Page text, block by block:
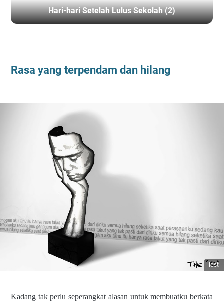
Hari-hari Setelah Lulus Sekolah (2)
Rasa yang terpendam dan hilang
lost
Kadang tak perlu seperangkat alasan untuk membuatku berkata